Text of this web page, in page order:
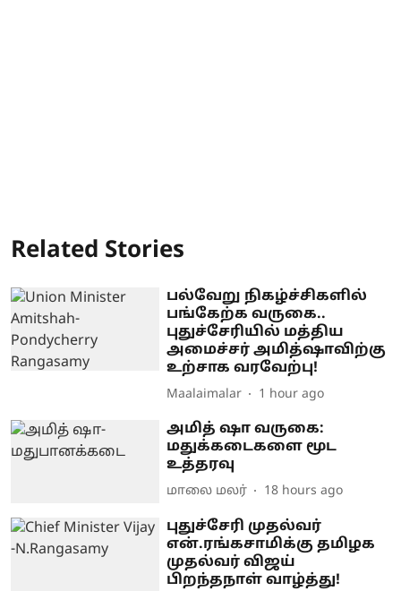
Related Stories
பல்வேறு நிகழ்ச்சிகளில்
பங்கேற்க வருகை..
புதுச்சேரியில் மத்திய
அமைச்சர் அமித்ஷாவிற்கு
உற்சாக வரவேற்பு!
Maalaimalar 1 hour ago
அமித் ஷா வருகை:
மதுக்கடைகளை மூட
உத்தரவு
மாலை மலர் 18 hours ago
புதுச்சேரி முதல்வர்
என்.ரங்கசாமிக்கு தமிழக
முதல்வர் விஜய்
பிறந்தநாள் வாழ்த்து!